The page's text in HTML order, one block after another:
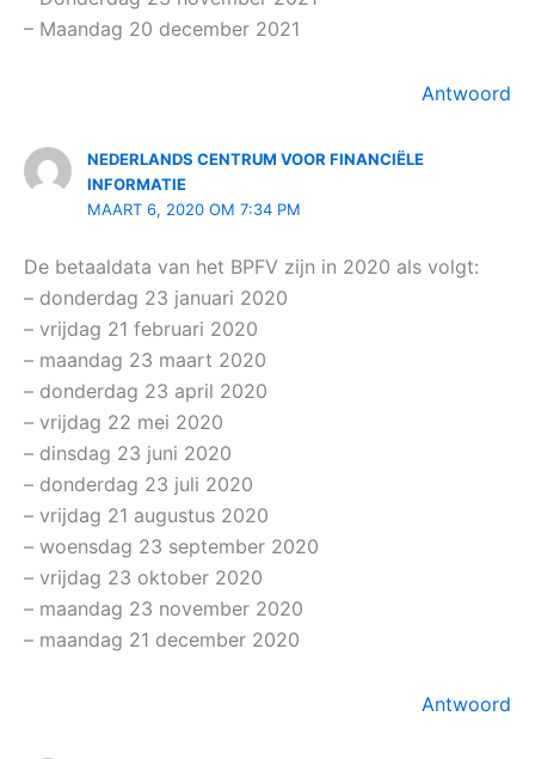
– Maandag 20 december 2021
Antwoord
NEDERLANDS CENTRUM VOOR FINANCIËLE
INFORMATIE
MAART 6, 2020 OM 7:34 PM
De betaaldata van het BPFV zijn in 2020 als volgt:
– donderdag 23 januari 2020
– vrijdag 21 februari 2020
– maandag 23 maart 2020
– donderdag 23 april 2020
– vrijdag 22 mei 2020
– dinsdag 23 juni 2020
– donderdag 23 juli 2020
– vrijdag 21 augustus 2020
– woensdag 23 september 2020
– vrijdag 23 oktober 2020
– maandag 23 november 2020
– maandag 21 december 2020
Antwoord